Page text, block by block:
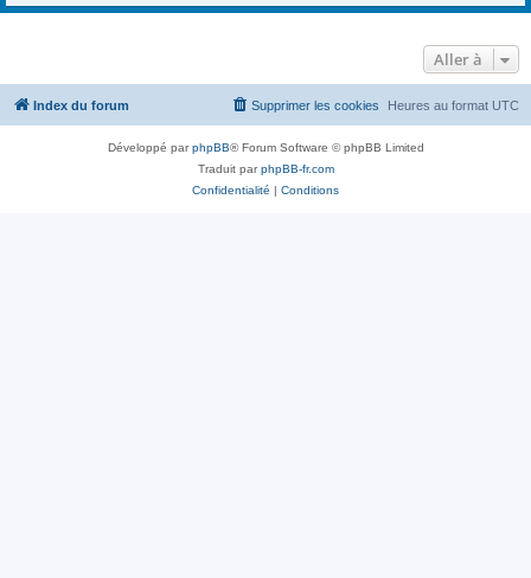
Aller à
Index du forum Heures au format UTC
Supprimer les cookies
Développé parphpBB® Forum Software © phpBB Limited
Traduit parphpBB-fr.com
Confidentialité | Conditions